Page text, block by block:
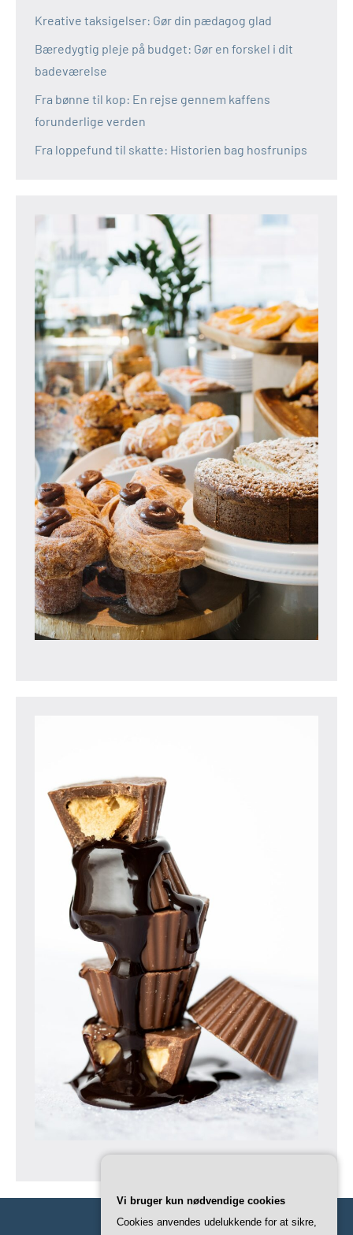
Kreative taksigelser: Gør din pædagog glad
Bæredygtig pleje på budget: Gør en forskel i dit
badeværelse
Fra bønne til kop: En rejse gennem kaffens
forunderlige verden
Fra loppefund til skatte: Historien bag hosfrunips
Vi bruger kun nødvendige cookies
Cookies anvendes udelukkende for at sikre,